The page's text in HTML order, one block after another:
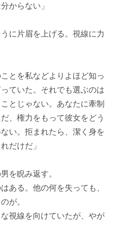
からない」
に片眉を上げる。視線に力
とを私などよりよほど知っ
ていた。それでも選ぶのは
とじゃない。あなたに牽制
、権力をもって彼女をどう
い。拒まれたら、潔く身を
だけだ」
を睨み返す。
ある。他の何を失っても、
が。
視線を向けていたが、やが